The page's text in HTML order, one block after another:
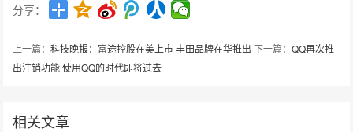
分享：
上一篇：科技晚报：富途控股在美上市 丰田品牌在华推出 下一篇：QQ再次推
出注销功能 使用QQ的时代即将过去
相关文章